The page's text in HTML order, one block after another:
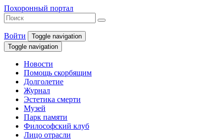
Похоронный портал
Войти
Toggle navigation
Toggle navigation
Новости
Помощь скорбящим
Долголетие
Журнал
Эстетика смерти
Музей
Парк памяти
Философский клуб
Лицо отрасли